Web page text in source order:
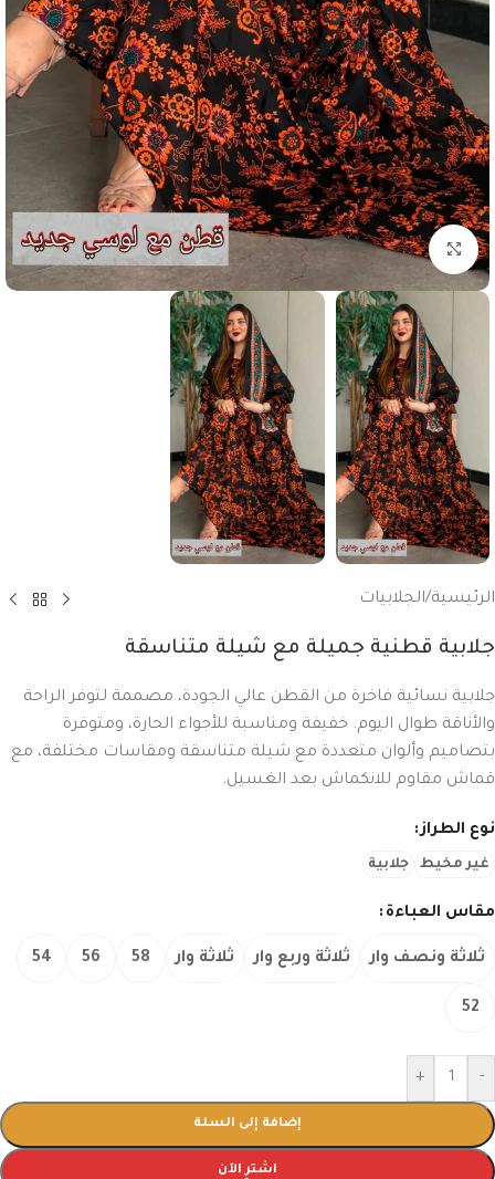
انقر للتكبير
الرئيسية/الجلابيات
جلابية قطنية جميلة مع شيلة متناسقة
جلابية نسائية فاخرة من القطن عالي الجودة، مصممة لتوفر الراحة
والأناقة طوال اليوم. خفيفة ومناسبة للأجواء الحارة، ومتوفرة
بتصاميم وألوان متعددة مع شيلة متناسقة ومقاسات مختلفة، مع
قماش مقاوم للانكماش بعد الغسيل.
نوع الطراز
غير مخيط جلابية
مقاس العباءة
ثلاثة ونصف وار ثلاثة وربع وار ثلاثة وار 58
56
54
52
-
+
إضافة إلى السلة
اشترِ الآن